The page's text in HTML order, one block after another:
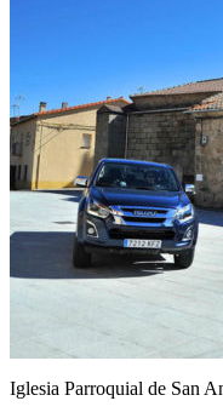
Iglesia Parroquial de San